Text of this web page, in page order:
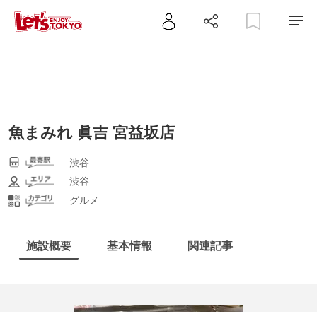
魚まみれ 眞吉 宮益坂店
渋谷
渋谷
グルメ
施設概要 基本情報 関連記事